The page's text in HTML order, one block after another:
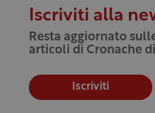
Iscriviti alla
Resta aggiornato
articoli di Cronache
Iscriviti